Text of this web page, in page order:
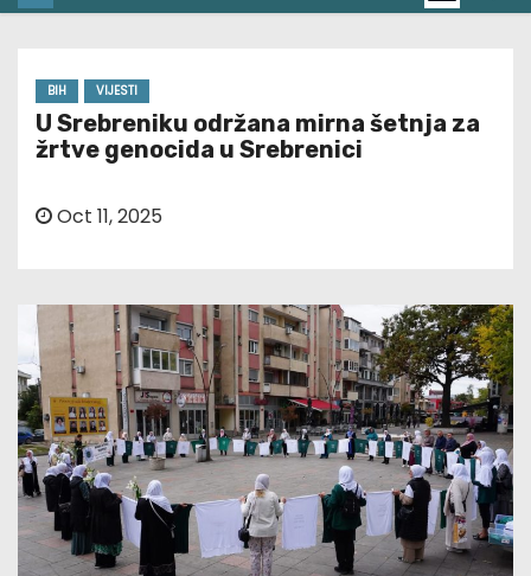
BIH VIJESTI
U Srebreniku održana mirna šetnja za
žrtve genocida u Srebrenici
Oct 11, 2025